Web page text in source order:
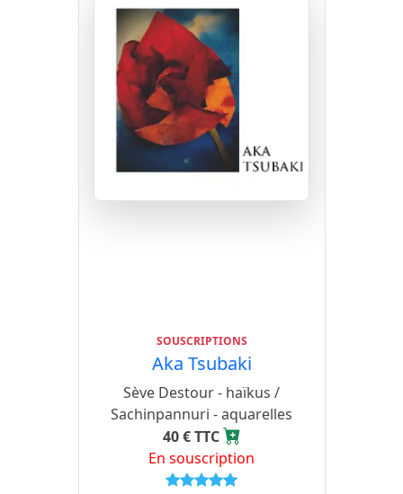
SOUSCRIPTIONS
Aka Tsubaki
Sève Destour - haïkus /
Sachinpannuri - aquarelles
40 € TTC
En souscription